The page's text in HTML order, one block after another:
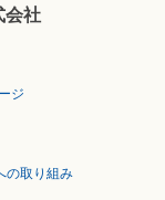
会社
ジ
の取り組み